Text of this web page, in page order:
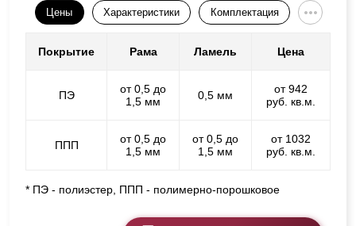
Цены Характеристики Комплектация
Покрытие Рама Ламель Цена
ПЭ
от 0,5 до
1,5 мм
0,5 мм
от 942
руб. кв.м.
ППП
от 0,5 до
1,5 мм
от 0,5 до
1,5 мм
от 1032
руб. кв.м.
* ПЭ - полиэстер, ППП - полимерно-порошковое